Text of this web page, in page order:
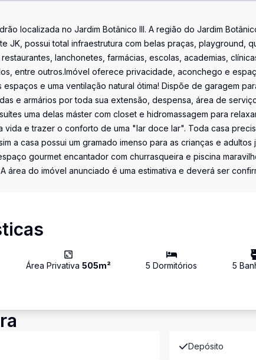
localizada no Jardim Botânico III. A região do Jardim
JK, possui total infraestrutura com belas praças, playground,
lanchonetes, farmácias, escolas, academias,
entre outros.Imóvel oferece privacidade, aconchego e
e uma ventilação natural ótima! Dispõe de garagem
e armários por toda sua extensão, despensa, área de
uma delas máster com closet e hidromassagem para
vida e trazer o conforto de uma "lar doce lar". Toda casa
a casa possui um gramado imenso para as crianças e
gourmet encantador com churrasqueira e piscina
área do imóvel anunciado é uma estimativa e deverá ser
Área Privativa 505m² 5 Dormitórios 5
Depósito